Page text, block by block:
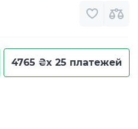
4765 ₴x 25 платежей